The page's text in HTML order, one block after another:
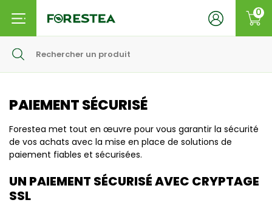
0
PAIEMENT SÉCURISÉ
Forestea met tout en œuvre pour vous garantir la sécurité
de vos achats avec la mise en place de solutions de
paiement fiables et sécurisées.
UN PAIEMENT SÉCURISÉ AVEC CRYPTAGE
SSL